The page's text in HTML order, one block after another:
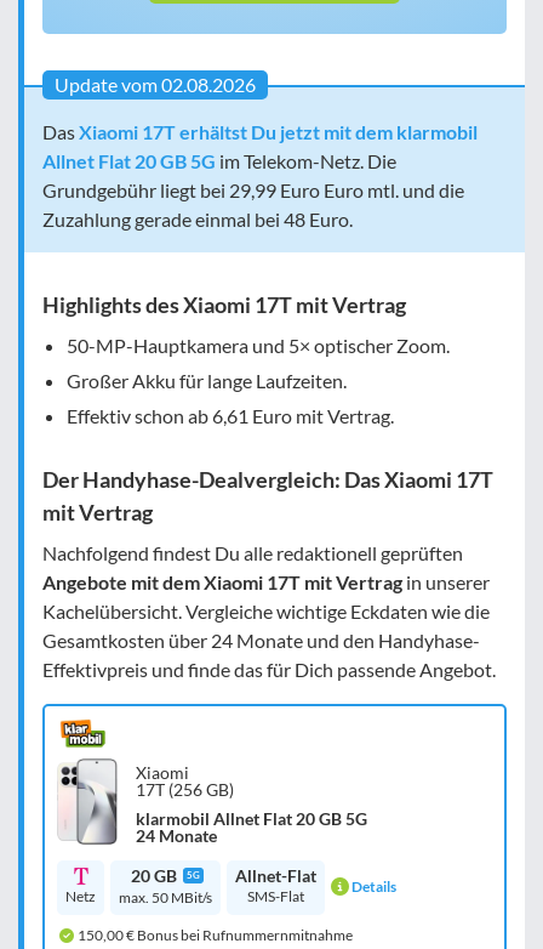
Update vom 02.08.2026
DasXiaomi 17T erhältst Du jetzt mit dem klarmobil
Allnet Flat 20 GB 5G im Telekom-Netz. Die
Grundgebühr liegt bei 29,99 Euro Euro mtl. und die
Zuzahlung gerade einmal bei 48 Euro.
Highlights des Xiaomi 17T mit Vertrag
50-MP-Hauptkamera und 5× optischer Zoom.
Großer Akku für lange Laufzeiten.
Effektiv schon ab6,61 Euro mit Vertrag.
Der Handyhase-Dealvergleich: Das Xiaomi 17T
mit Vertrag
Nachfolgend findest Du alle redaktionell geprüften
Angebote mit dem Xiaomi 17T mit Vertrag in unserer
Kachelübersicht. Vergleiche wichtige Eckdaten wie die
Gesamtkosten über 24 Monate und den Handyhase-
Effektivpreis und finde das für Dich passende Angebot.
Xiaomi
17T (256 GB)
klarmobil Allnet Flat 20 GB 5G
24 Monate
Netz
20 GB 5G
max. 50 MBit/s
Allnet-Flat
SMS-Flat Details
150,00 € Bonus bei Rufnummernmitnahme